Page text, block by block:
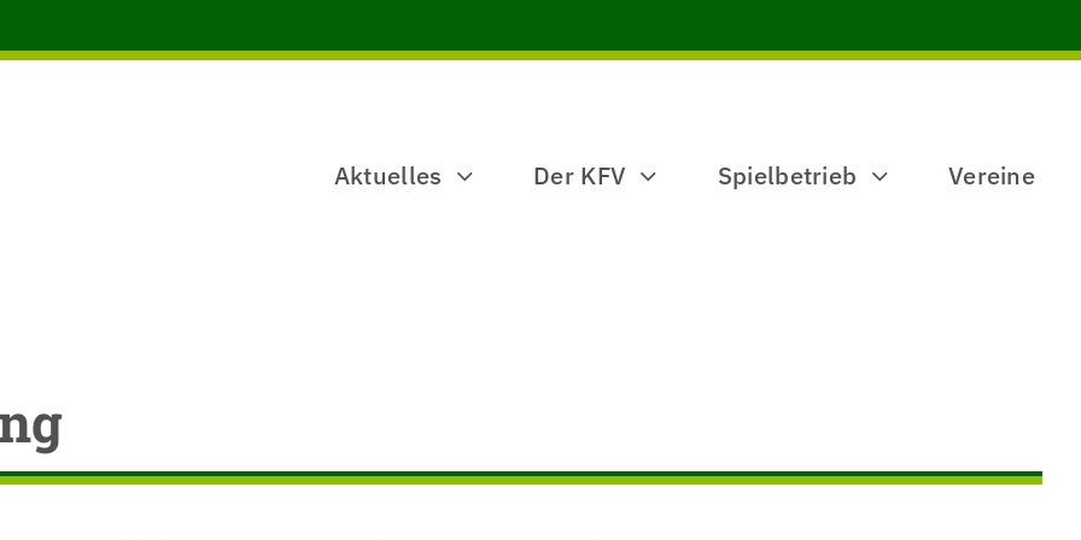
Aktuelles Der KFV Spielbetrieb Vereine